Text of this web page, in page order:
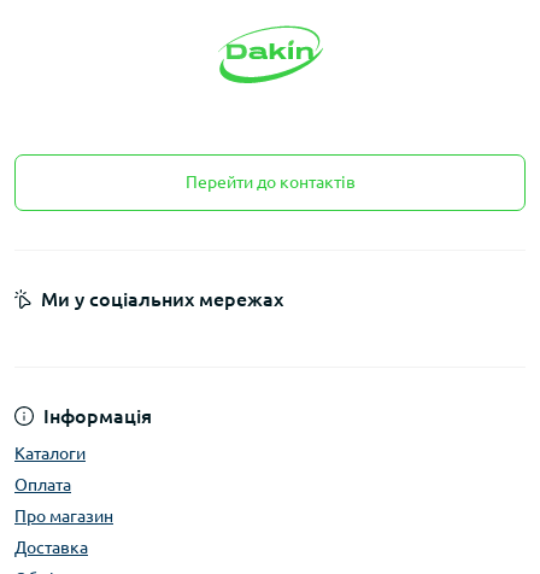
Перейти до контактів
Інформація
Каталоги
Оплата
Про магазин
Доставка
Ми у соціальних мережах